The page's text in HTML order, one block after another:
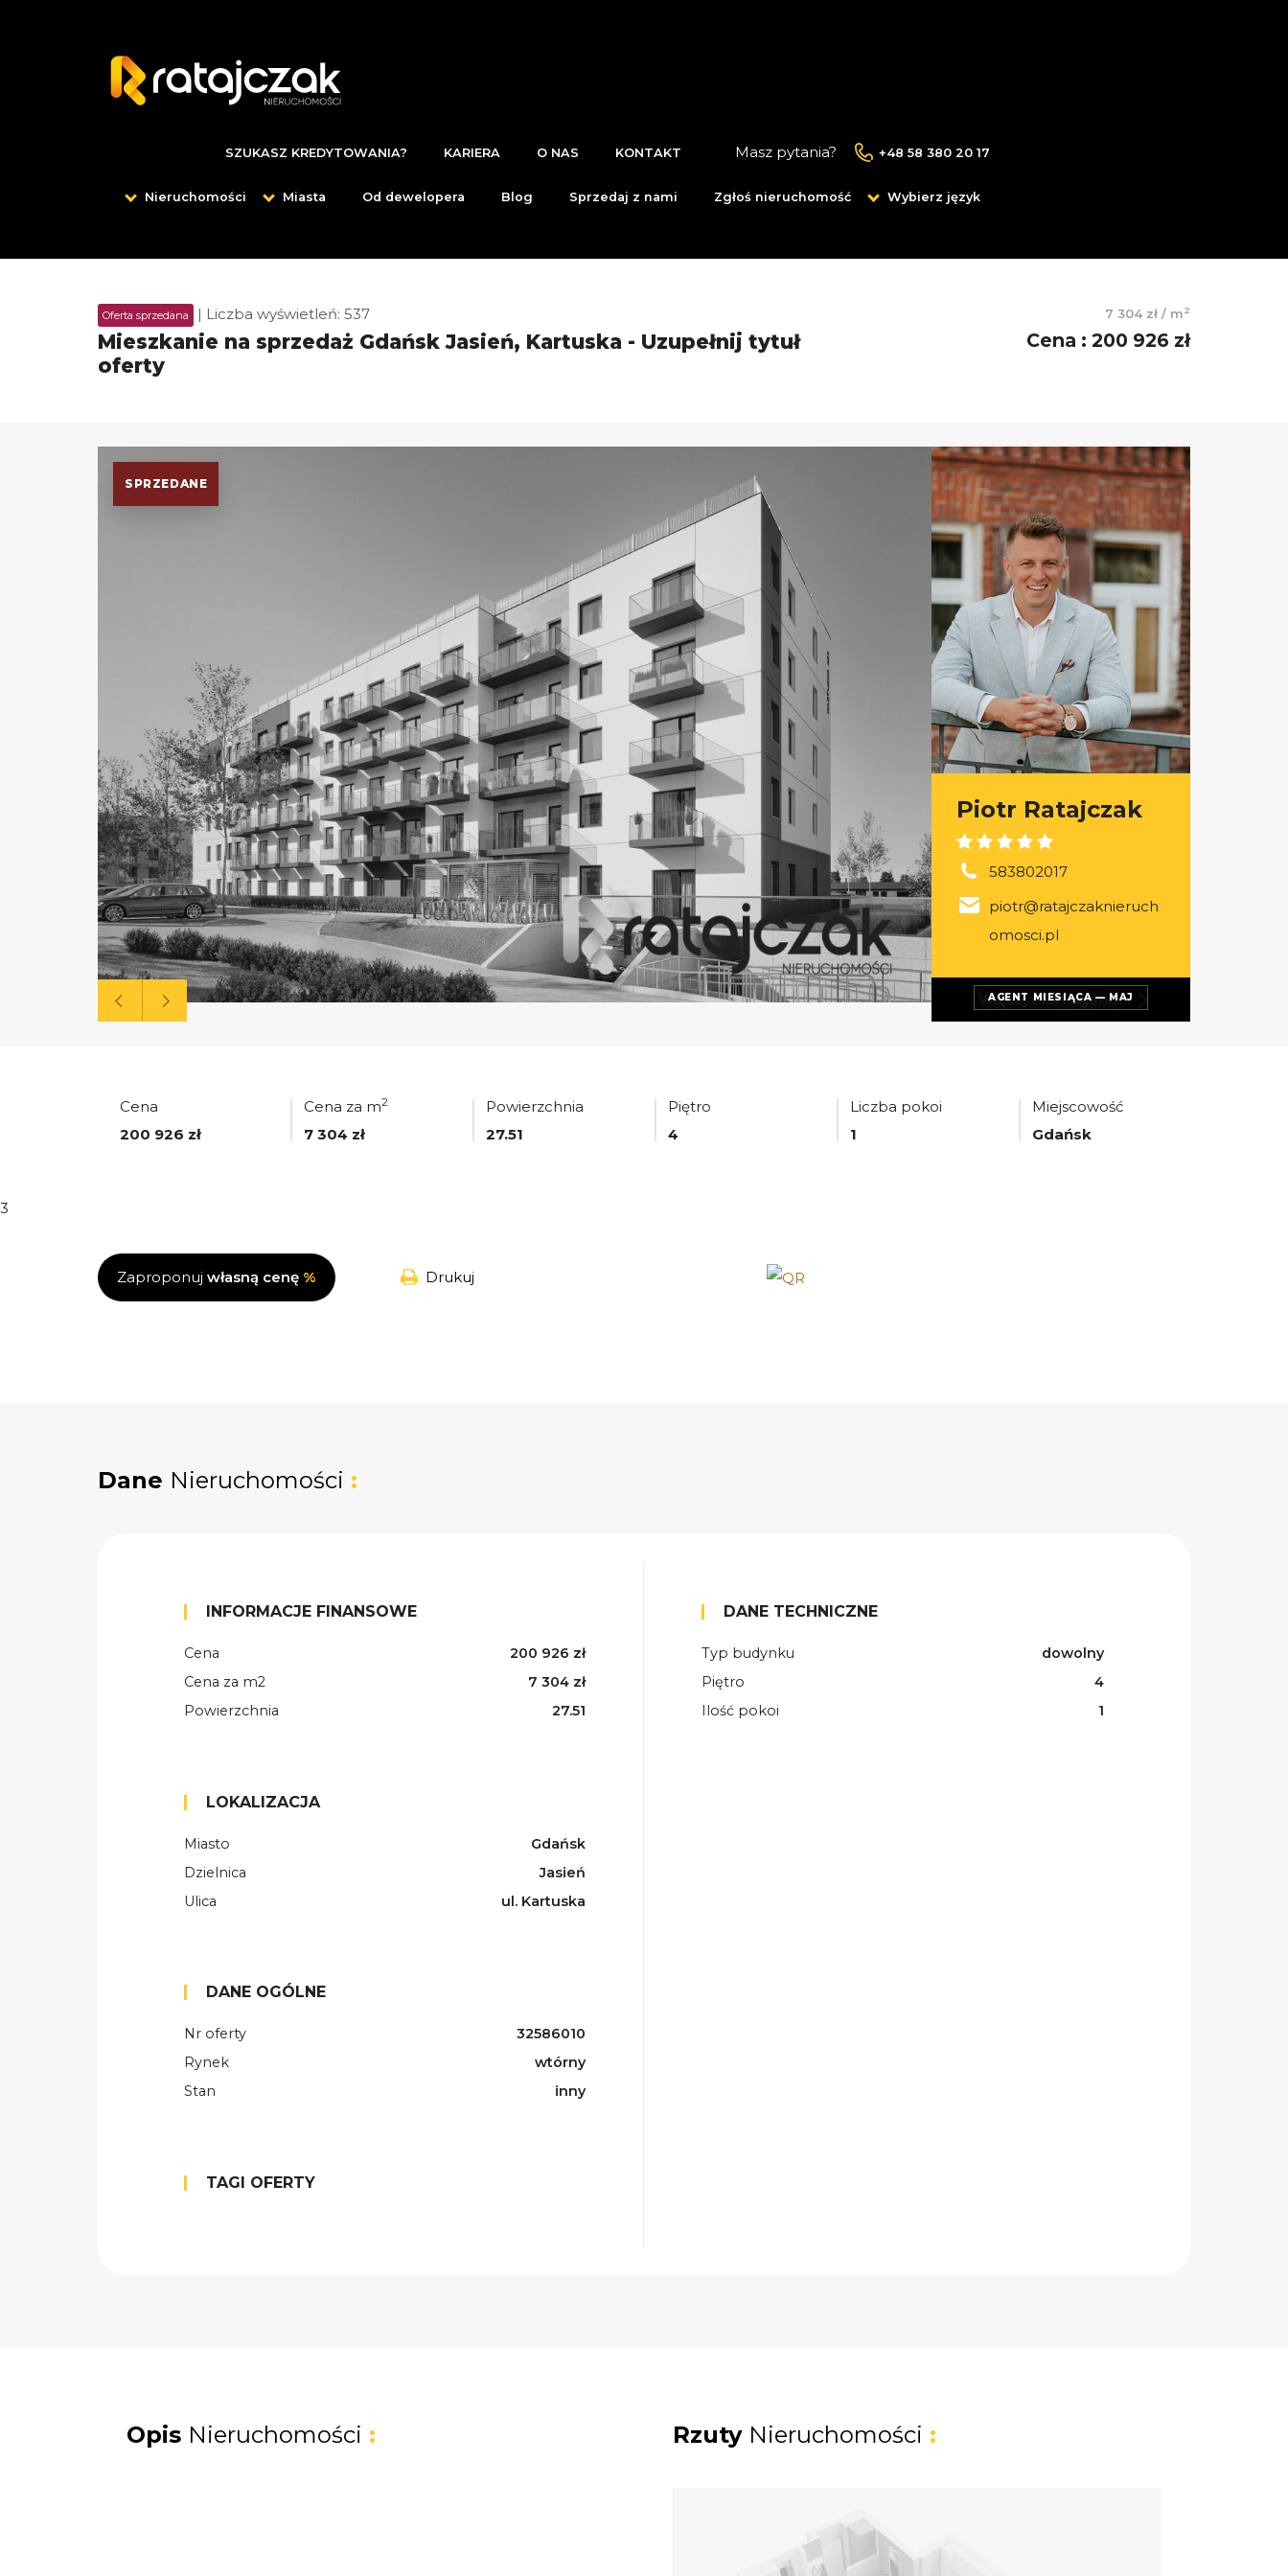
Masz pytania? +48 58 380 20 17
SZUKASZ KREDYTOWANIA? KARIERA O NAS KONTAKT
Nieruchomości Miasta Od dewelopera Blog Sprzedaj z nami Zgłoś nieruchomość Wybierz język
Oferta sprzedana | Liczba wyświetleń: 537
Mieszkanie na sprzedaż Gdańsk Jasień, Kartuska - Uzupełnij tytuł
oferty
7 304 zł / m2
Cena : 200 926 zł
SPRZEDANE
AGENT MIESIĄCA — MAJ
Piotr Ratajczak
583802017
piotr@ratajczaknieruch
omosci.pl
Więcej ofertagenta
Cena
200 926 zł
Cena za m2
7 304 zł
Powierzchnia
27.51
Piętro
4
Liczba pokoi
1
Miejscowość
Gdańsk
3
Zaproponuj własną cenę % Drukuj
Dane Nieruchomości :
INFORMACJE FINANSOWE
Cena
200 926 zł
Cena za m2
7 304 zł
Powierzchnia
27.51
LOKALIZACJA
Miasto
Gdańsk
Dzielnica
Jasień
Ulica
ul. Kartuska
DANE OGÓLNE
Nr oferty
32586010
Rynek
wtórny
Stan
inny
TAGI OFERTY
DANE TECHNICZNE
Typ budynku
dowolny
Piętro
4
Ilość pokoi
1
Opis Nieruchomości : Rzuty Nieruchomości :